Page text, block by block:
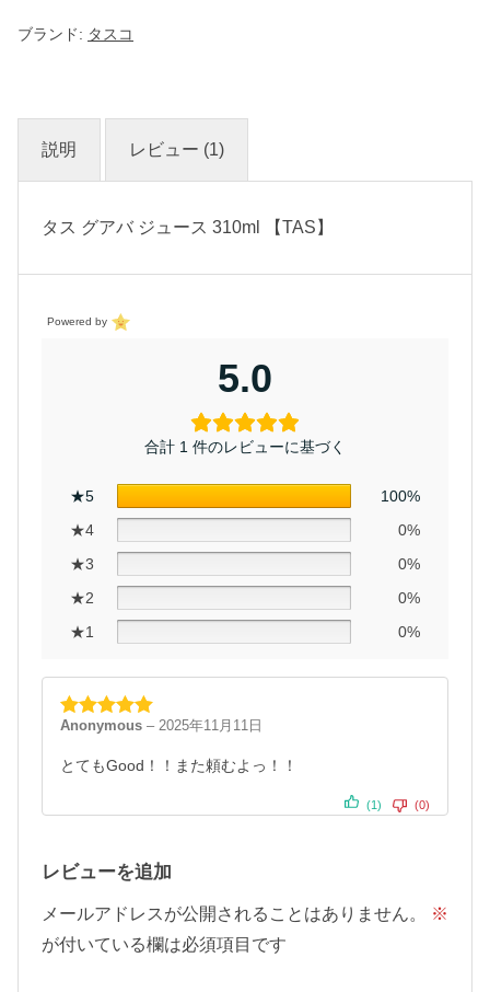
ブランド: タスコ
説明 レビュー (1)
タス グアバ ジュース 310ml 【TAS】
Powered by
5.0
合計 1 件のレビューに基づく
★5
100%
★4
0%
★3
0%
★2
0%
★1
0%
5段階中5の
Anonymous – 2025年11月11日
とてもGood！！また頼むよっ！！
(1) (0)
レビューを追加
メールアドレスが公開されることはありません。
※
が付いている欄は必須項目です